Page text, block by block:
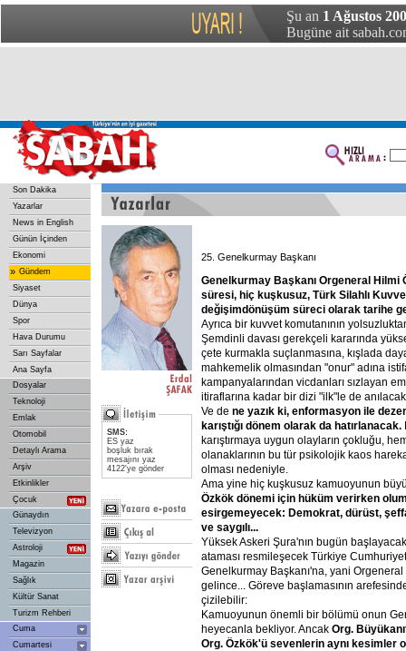
Şu an 1 Ağustos
Bugüne ait
Son Dakika
Yazarlar
News in English
Günün İçinden
Ekonomi
» Gündem
Siyaset
Dünya
Spor
Hava Durumu
Sarı Sayfalar
Ana Sayfa
Dosyalar
Teknoloji
Emlak
Otomobil
Detaylı Arama
Arşiv
Etkinlikler
Çocuk
Günaydın
Televizyon
Astroloji
Magazin
Sağlık
Kültür Sanat
Turizm Rehberi
Cuma
Cumartesi
SMS:
ES yaz
boşluk bırak
mesajını yaz
4122'ye gönder
25. Genelkurmay Başkanı
Genelkurmay Başkanı Orgeneral Hilmi
süresi, hiç kuşkusuz, Türk Silahlı
değişimdönüşüm süreci olarak tarihe
Ayrıca bir kuvvet komutanının
Şemdinli davası gerekçeli kararında
çete kurmakla suçlanmasına, kışlada
mahkemelik olmasından "onur" adına
kampanyalarından vicdanları sızlayan
itiraflarına kadar bir dizi "ilk"le de
Ve de ne yazık ki, enformasyon ile
karıştığı dönem olarak da hatırlanacak.
karıştırmaya uygun olayların çokluğu,
olanaklarının bu tür psikolojik kaos
olması nedeniyle.
Ama yine hiç kuşkusuz kamuoyunun
Özkök dönemi için hüküm verirken
esirgemeyecek: Demokrat, dürüst,
ve saygılı...
Yüksek Askeri Şura'nın bugün
ataması resmileşecek Türkiye
Genelkurmay Başkanı'na, yani Orgeneral
gelince... Göreve başlamasının
çizilebilir:
Kamuoyunun önemli bir bölümü onun
heyecanla bekliyor. Ancak Org.
Org. Özkök'ü sevenlerin aynı kesimler